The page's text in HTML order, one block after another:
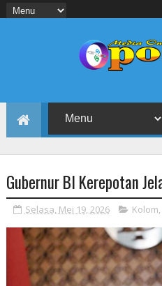
Gubernur BI Kerepotan
Selasa, Mei 19, 2026 Kolom,